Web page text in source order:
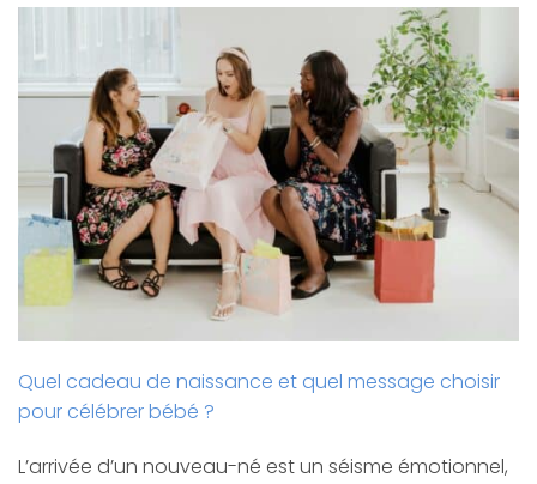
Quel cadeau de naissance et quel message choisir
pour célébrer bébé ?
L’arrivée d’un nouveau-né est un séisme émotionnel,